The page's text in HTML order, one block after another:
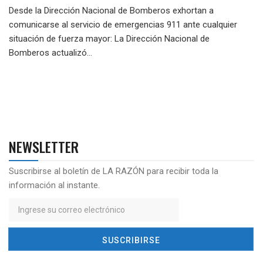
Desde la Dirección Nacional de Bomberos exhortan a
comunicarse al servicio de emergencias 911 ante cualquier
situación de fuerza mayor: La Dirección Nacional de
Bomberos actualizó...
NEWSLETTER
Suscribirse al boletín de LA RAZÓN para recibir toda la
información al instante.